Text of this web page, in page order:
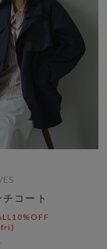
コート